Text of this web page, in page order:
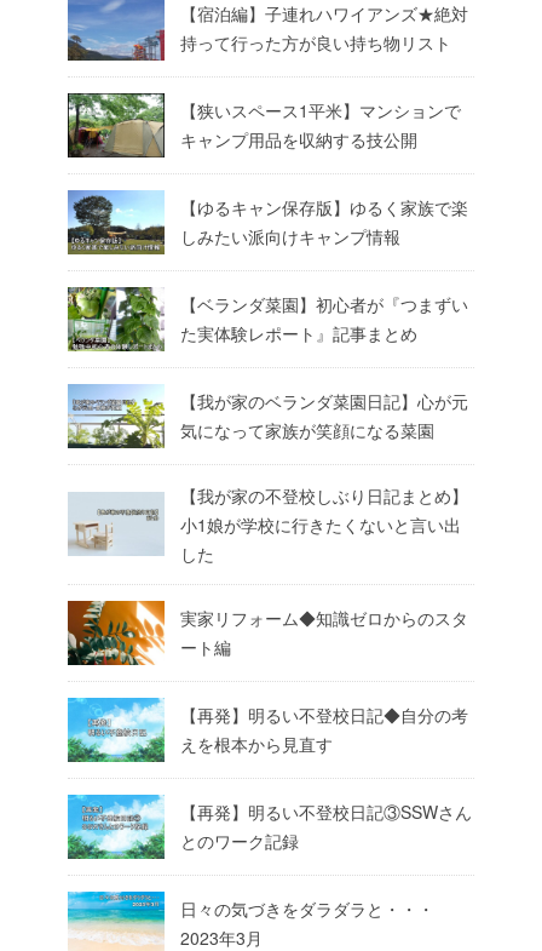
【宿泊編】子連れハワイアンズ★絶対
持って行った方が良い持ち物リスト
【狭いスペース1平米】マンションで
キャンプ用品を収納する技公開
【ゆるキャン保存版】ゆるく家族で楽
しみたい派向けキャンプ情報
【ベランダ菜園】初心者が『つまずい
た実体験レポート』記事まとめ
【我が家のベランダ菜園日記】心が元
気になって家族が笑顔になる菜園
【我が家の不登校しぶり日記まとめ】
小1娘が学校に行きたくないと言い出
した
実家リフォーム◆知識ゼロからのスタ
ート編
【再発】明るい不登校日記◆自分の考
えを根本から見直す
【再発】明るい不登校日記③SSWさん
とのワーク記録
日々の気づきをダラダラと・・・
2023年3月